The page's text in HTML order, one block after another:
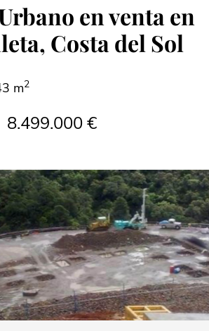
en venta en
Costa del Sol
m2
8.499.000 €